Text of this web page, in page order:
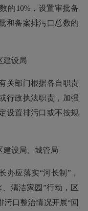
的10%，设置审批备
和备案排污口总数的
设局
部门根据各自职责
行政执法职责，加强
设置排污口或不按规
设局、城管局
应落实“河长制”，
清洁家园”行动，区
口整治情况开展“回